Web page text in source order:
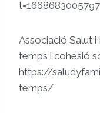
t=1668683005797
Associació Salut i
temps i cohesió
https://
temps/